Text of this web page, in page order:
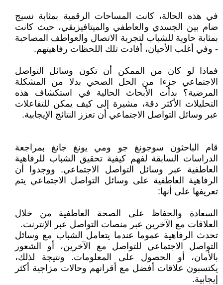
في هذه الحالة، كانت المساحات الرقمية بمثابة نسيج
ضام بين الجسدي والعاطفي والميتافيزيقي، حيث كانت
بمثابة حاوية للشباب لتجربة الاتصال والعواطف المصاحبة
- وفي أغلب الأحيان، أفادت تلك اللحظات رفاهيتهم.
فماذا لو كان من الممكن أن تكون وسائل التواصل
الاجتماعي جزءا من الحل الصحي بدلا من المشكلة
المرضية؟ بدأت الأبحاث الحالية في استكشاف هذه
التحليلات الأكثر دقة، مشيرة إلى كيف يمكن للتفاعلات
عبر وسائل التواصل الاجتماعي أن تعزز النتائج الإيجابية.
قام الباحثون سوجونغ جو ومي يونغ جانغ بمراجعة
الدراسات السابقة لفهم كيفية تحقيق الشباب للرفاهية
العاطفية عبر وسائل التواصل الاجتماعي. ووجدوا أن
الرفاهية العاطفية على وسائل التواصل الاجتماعي يتم
تعريفها على أنها:
السعادة والحفاظ على الصحة العاطفية من خلال
العلاقات مع الآخرين عبر منصات التواصل عبر الإنترنت.
تحدث الرفاهية عموما عندما يتعامل الشباب مع وسائل
التواصل الاجتماعي للتواصل مع الآخرين، أو الشعور
بالأمان، أو الحصول على المعلومات. ونتيجة لذلك،
يكتسبون علاقات أفضل مع أقرانهم وحالات مزاجية أكثر
إيجابية.